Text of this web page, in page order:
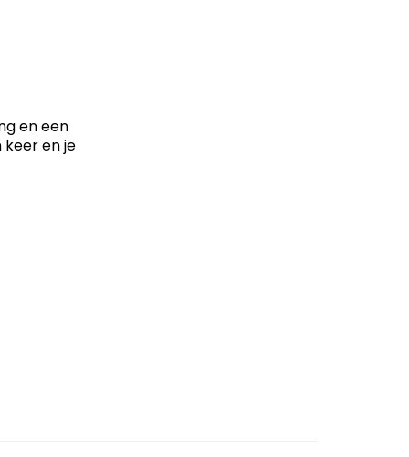
en een
keer en je